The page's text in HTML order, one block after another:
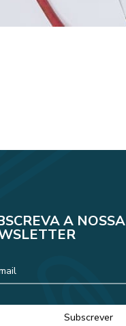
A NOSSA